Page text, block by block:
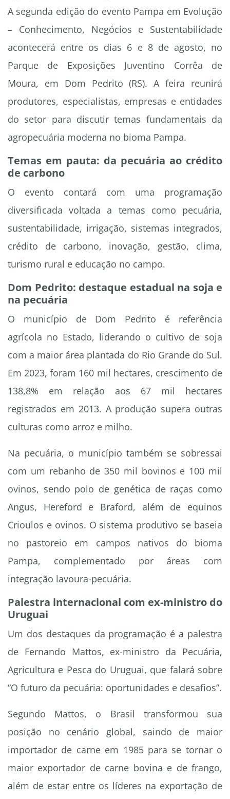
A segunda edição do evento Pampa em Evolução
– Conhecimento, Negócios e Sustentabilidade
acontecerá entre os dias 6 e 8 de agosto, no
Parque de Exposições Juventino Corrêa de
Moura, em Dom Pedrito (RS). A feira reunirá
produtores, especialistas, empresas e entidades
do setor para discutir temas fundamentais da
agropecuária moderna no bioma Pampa.
Temas em pauta: da pecuária ao crédito
de carbono
O evento contará com uma programação
diversificada voltada a temas como pecuária,
sustentabilidade, irrigação, sistemas integrados,
crédito de carbono, inovação, gestão, clima,
turismo rural e educação no campo.
Dom Pedrito: destaque estadual na soja e
na pecuária
O município de Dom Pedrito é referência
agrícola no Estado, liderando o cultivo de soja
com a maior área plantada do Rio Grande do Sul.
Em 2023, foram 160 mil hectares, crescimento de
138,8% em relação aos 67 mil hectares
registrados em 2013. A produção supera outras
culturas como arroz e milho.
Na pecuária, o município também se sobressai
com um rebanho de 350 mil bovinos e 100 mil
ovinos, sendo polo de genética de raças como
Angus, Hereford e Braford, além de equinos
Crioulos e ovinos. O sistema produtivo se baseia
no pastoreio em campos nativos do bioma
Pampa, complementado por áreas com
integração lavoura-pecuária.
Palestra internacional com ex-ministro do
Uruguai
Um dos destaques da programação é a palestra
de Fernando Mattos, ex-ministro da Pecuária,
Agricultura e Pesca do Uruguai, que falará sobre
“O futuro da pecuária: oportunidades e desafios”.
Segundo Mattos, o Brasil transformou sua
posição no cenário global, saindo de maior
importador de carne em 1985 para se tornar o
maior exportador de carne bovina e de frango,
além de estar entre os líderes na exportação de